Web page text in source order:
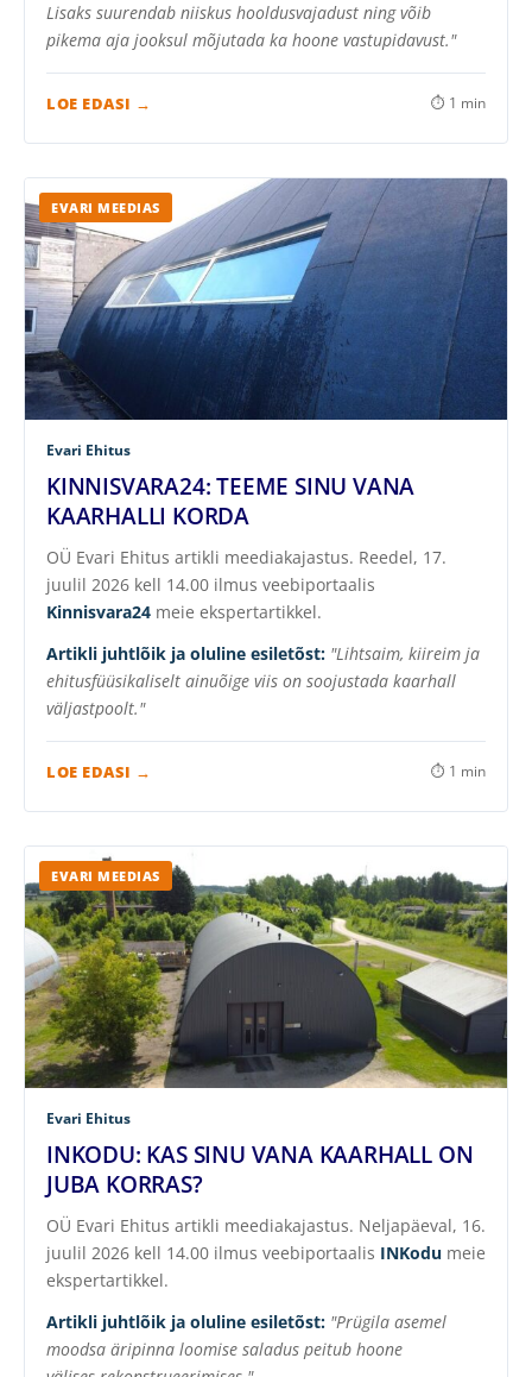
Lisaks suurendab niiskus hooldusvajadust ning võib
pikema aja jooksul mõjutada ka hoone vastupidavust."
LOE EDASI → ⏱ 1 min
EVARI MEEDIAS
Evari Ehitus
KINNISVARA24: TEEME SINU VANA
KAARHALLI KORDA
OÜ Evari Ehitus artikli meediakajastus. Reedel, 17.
juulil 2026 kell 14.00 ilmus veebiportaalis
Kinnisvara24 meie ekspertartikkel.
Artikli juhtlõik ja oluline esiletõst: "Lihtsaim, kiireim ja
ehitusfüüsikaliselt ainuõige viis on soojustada kaarhall
väljastpoolt."
LOE EDASI → ⏱ 1 min
EVARI MEEDIAS
Evari Ehitus
INKODU: KAS SINU VANA KAARHALL ON
JUBA KORRAS?
OÜ Evari Ehitus artikli meediakajastus. Neljapäeval, 16.
juulil 2026 kell 14.00 ilmus veebiportaalis INKodu meie
ekspertartikkel.
Artikli juhtlõik ja oluline esiletõst: "Prügila asemel
moodsa äripinna loomise saladus peitub hoone